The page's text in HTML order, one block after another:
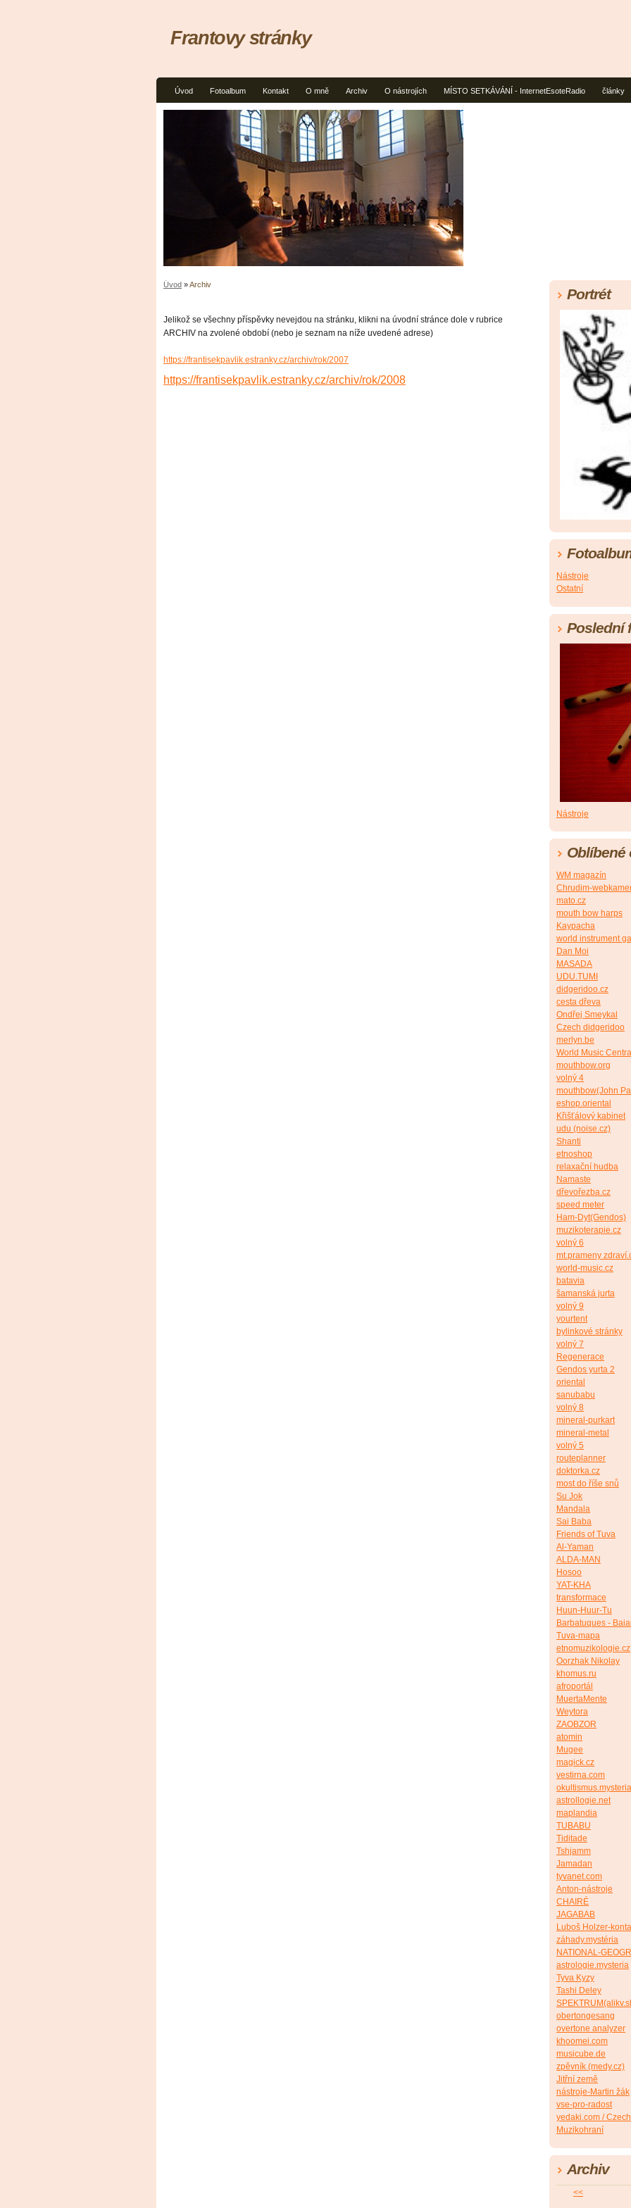
Úvod Fotoalbum Kontakt O mně Archiv O nástrojích MÍSTO SETKÁVÁNÍ - InternetEsoteRadio články
Frantovy stránky
Úvod »Archiv
Jelikož se všechny příspěvky nevejdou na stránku, klikni na úvodní stránce dole v rubrice
ARCHIV na zvolené období (nebo je seznam na níže uvedené adrese)
https://frantisekpavlik.estranky.cz/archiv/rok/2007
https://frantisekpavlik.estranky.cz/archiv/rok/2008
Portrét
Nástroje
Ostatní
Poslední
Nástroje
Oblíbené
WM magazín
Chrudim-
mato.cz
mouth bow harps
Kaypacha
world instrument
Dan Moi
MASADA
UDU.TUMI
didgeridoo.cz
cesta dřeva
Ondřej Smeykal
Czech didgeridoo
merlyn.be
World Music
mouthbow.org
volný 4
mouthbow(John
eshop.oriental
Křišťálový kabinet
udu (noise.cz)
Shanti
etnoshop
relaxační hudba
Namaste
dřevořezba.cz
speed meter
Ham-Dyt(Gendos)
muzikoterapie.cz
volný 6
mt.prameny
world-music.cz
batavia
šamanská jurta
volný 9
yourtent
bylinkové stránky
volný 7
Regenerace
Gendos yurta 2
oriental
sanubabu
volný 8
mineral-purkart
mineral-metal
volný 5
routeplanner
doktorka.cz
most do říše snů
Su Jok
Mandala
Sai Baba
Friends of Tuva
Al-Yaman
ALDA-MAN
Hosoo
YAT-KHA
transformace
Huun-Huur-Tu
Barbatuques -
Tuva-mapa
etnomuzikologie.cz
Oorzhak Nikolay
khomus.ru
afroportál
MuertaMente
Weytora
ZAOBZOR
atomin
Mugee
magick.cz
vestirna.com
astrollogie.net
maplandia
TUBABU
Tiditade
Tshjamm
Jamadan
tyvanet.com
Anton-nástroje
CHAIRÉ
JAGABAB
Luboš Holzer-
záhady.mystéria
NATIONAL-
astrologie.mysteria
Tyva Kyzy
Tashi Deley
obertongesang
overtone analyzer
khoomei.com
musicube.de
zpěvník (medy.cz)
Jitřní země
nástroje-Martin žák
vse-pro-radost
yedaki.com /
Muzikohraní
Archiv
<<